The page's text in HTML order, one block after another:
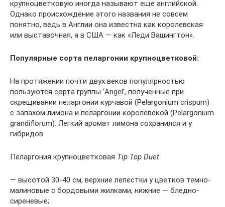
крупноцветковую иногда называют еще английской.
Однако происхождение этого названия не совсем
понятно, ведь в Англии она известна как королевская
или выставочная, а в США — как «Леди Вашингтон».
Популярные сорта пеларгонии крупноцветковой:
На протяжении почти двух веков популярностью
пользуются сорта группы ‘Angel’, полученные при
скрещивании пеларгонии курчавой (Pelargonium crispum)
с запахом лимона и пеларгонии королевской (Pelargonium
grandiflorum). Легкий аромат лимона сохранился и у
гибридов.
Пеларгония крупноцветковая Tip Top Duet
— высотой 30-40 см, верхние лепестки у цветков темно-
малиновые с бордовыми жилками, нижние — бледно-
сиреневые;